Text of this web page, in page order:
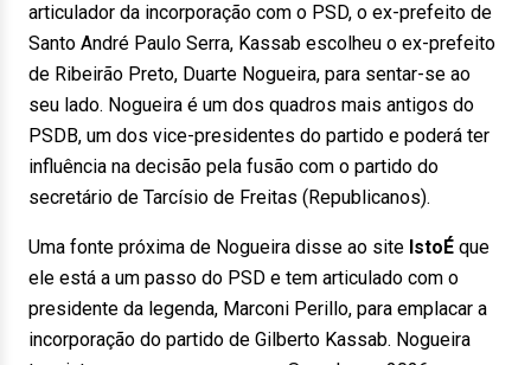
articulador da incorporação com o PSD, o ex-prefeito de
Santo André Paulo Serra, Kassab escolheu o ex-prefeito
de Ribeirão Preto, Duarte Nogueira, para sentar-se ao
seu lado. Nogueira é um dos quadros mais antigos do
PSDB, um dos vice-presidentes do partido e poderá ter
influência na decisão pela fusão com o partido do
secretário de Tarcísio de Freitas (Republicanos).
Uma fonte próxima de Nogueira disse ao site IstoÉ que
ele está a um passo do PSD e tem articulado com o
presidente da legenda, Marconi Perillo, para emplacar a
incorporação do partido de Gilberto Kassab. Nogueira